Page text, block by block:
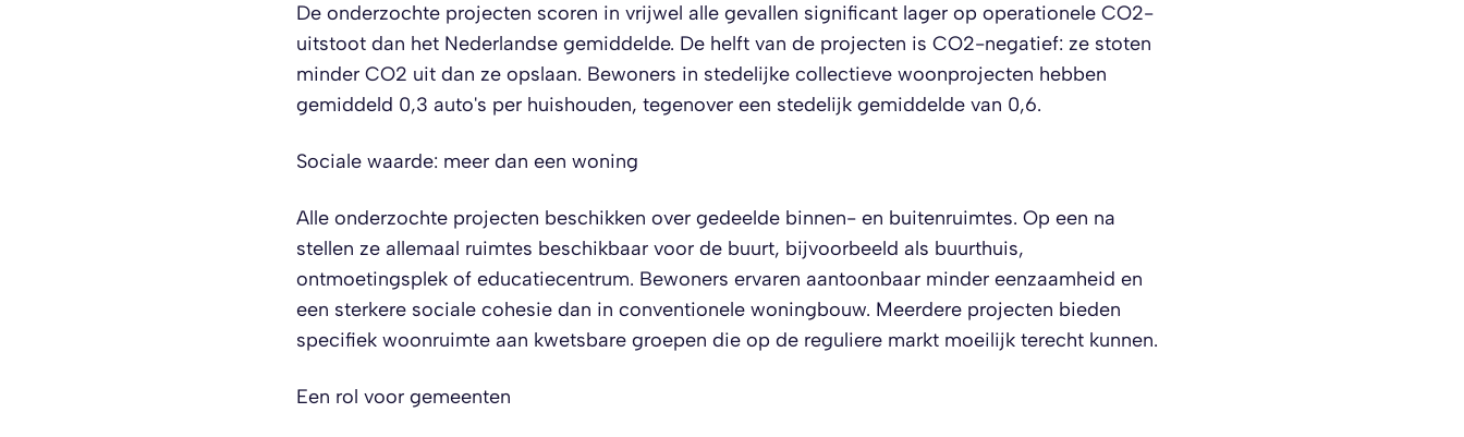
De onderzochte projecten scoren in vrijwel alle gevallen significant lager op operationele CO2-
uitstoot dan het Nederlandse gemiddelde. De helft van de projecten is CO2-negatief: ze stoten
minder CO2 uit dan ze opslaan. Bewoners in stedelijke collectieve woonprojecten hebben
gemiddeld 0,3 auto's per huishouden, tegenover een stedelijk gemiddelde van 0,6.
Sociale waarde: meer dan een woning
Alle onderzochte projecten beschikken over gedeelde binnen- en buitenruimtes. Op een na
stellen ze allemaal ruimtes beschikbaar voor de buurt, bijvoorbeeld als buurthuis,
ontmoetingsplek of educatiecentrum. Bewoners ervaren aantoonbaar minder eenzaamheid en
een sterkere sociale cohesie dan in conventionele woningbouw. Meerdere projecten bieden
specifiek woonruimte aan kwetsbare groepen die op de reguliere markt moeilijk terecht kunnen.
Een rol voor gemeenten